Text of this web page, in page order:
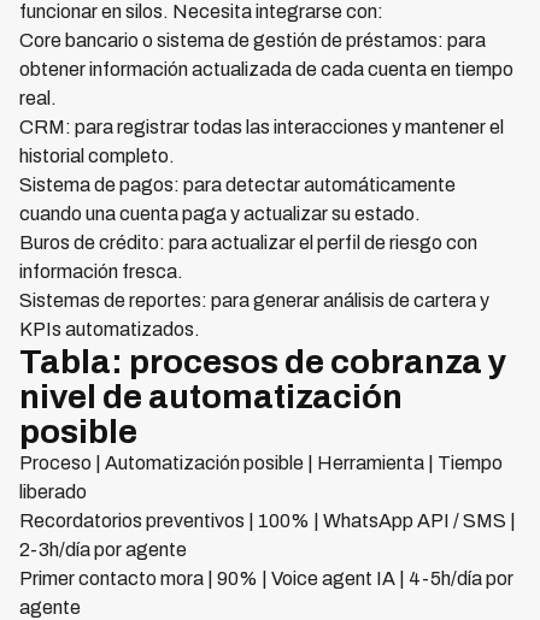
funcionar en silos. Necesita integrarse con:
Core bancario o sistema de gestión de préstamos: para
obtener información actualizada de cada cuenta en tiempo
real.
CRM: para registrar todas las interacciones y mantener el
historial completo.
Sistema de pagos: para detectar automáticamente
cuando una cuenta paga y actualizar su estado.
Buros de crédito: para actualizar el perfil de riesgo con
información fresca.
Sistemas de reportes: para generar análisis de cartera y
KPIs automatizados.
Tabla: procesos de cobranza y
nivel de automatización
posible
Proceso | Automatización posible | Herramienta | Tiempo
liberado
Recordatorios preventivos | 100% | WhatsApp API / SMS |
2-3h/día por agente
Primer contacto mora | 90% | Voice agent IA | 4-5h/día por
agente